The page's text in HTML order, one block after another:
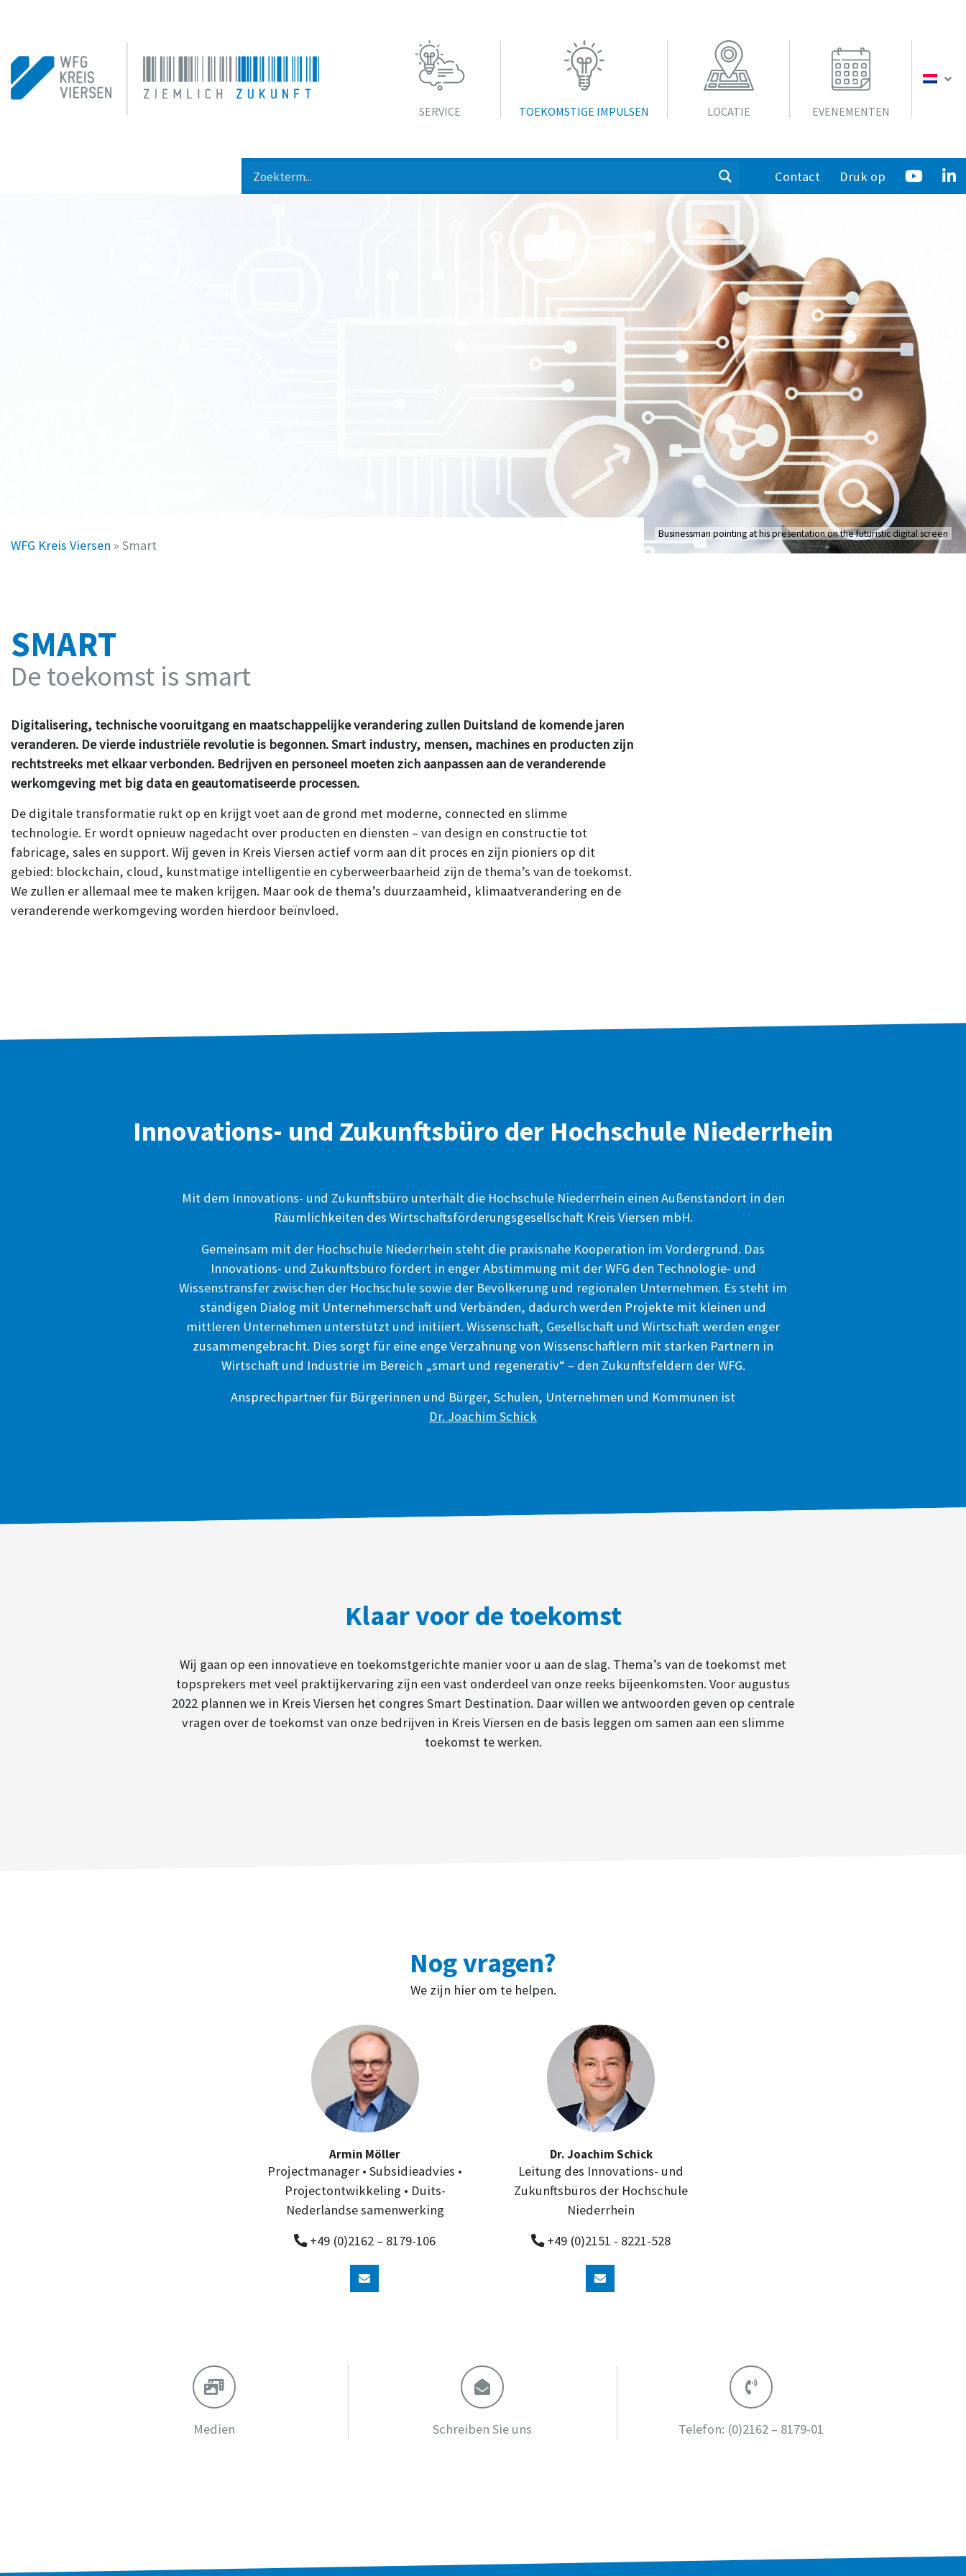
SERVICE TOEKOMSTIGE IMPULSEN LOCATIE EVENEMENTEN
Contact Druk op
WFG Kreis Viersen » Smart
Businessman pointing at his presentation on the futuristic digital screen
SMART
De toekomst is smart
Digitalisering, technische vooruitgang en maatschappelijke verandering zullen Duitsland de komende jaren
veranderen. De vierde industriële revolutie is begonnen. Smart industry, mensen, machines en producten zijn
rechtstreeks met elkaar verbonden. Bedrijven en personeel moeten zich aanpassen aan de veranderende
werkomgeving met big data en geautomatiseerde processen.
De digitale transformatie rukt op en krijgt voet aan de grond met moderne, connected en slimme
technologie. Er wordt opnieuw nagedacht over producten en diensten – van design en constructie tot
fabricage, sales en support. Wij geven in Kreis Viersen actief vorm aan dit proces en zijn pioniers op dit
gebied: blockchain, cloud, kunstmatige intelligentie en cyberweerbaarheid zijn de thema’s van de toekomst.
We zullen er allemaal mee te maken krijgen. Maar ook de thema’s duurzaamheid, klimaatverandering en de
veranderende werkomgeving worden hierdoor beïnvloed.
Innovations- und Zukunftsbüro der Hochschule Niederrhein
Mit dem Innovations- und Zukunftsbüro unterhält die Hochschule Niederrhein einen Außenstandort in den
Räumlichkeiten des Wirtschaftsförderungsgesellschaft Kreis Viersen mbH.
Gemeinsam mit der Hochschule Niederrhein steht die praxisnahe Kooperation im Vordergrund. Das
Innovations- und Zukunftsbüro fördert in enger Abstimmung mit der WFG den Technologie- und
Wissenstransfer zwischen der Hochschule sowie der Bevölkerung und regionalen Unternehmen. Es steht im
ständigen Dialog mit Unternehmerschaft und Verbänden, dadurch werden Projekte mit kleinen und
mittleren Unternehmen unterstützt und initiiert. Wissenschaft, Gesellschaft und Wirtschaft werden enger
zusammengebracht. Dies sorgt für eine enge Verzahnung von Wissenschaftlern mit starken Partnern in
Wirtschaft und Industrie im Bereich „smart und regenerativ“ – den Zukunftsfeldern der WFG.
Ansprechpartner für Bürgerinnen und Bürger, Schulen, Unternehmen und Kommunen ist
Dr. Joachim Schick
Klaar voor de toekomst
Wij gaan op een innovatieve en toekomstgerichte manier voor u aan de slag. Thema’s van de toekomst met
topsprekers met veel praktijkervaring zijn een vast onderdeel van onze reeks bijeenkomsten. Voor augustus
2022 plannen we in Kreis Viersen het congres Smart Destination. Daar willen we antwoorden geven op centrale
vragen over de toekomst van onze bedrijven in Kreis Viersen en de basis leggen om samen aan een slimme
toekomst te werken.
Nog vragen?
We zijn hier om te helpen.
Armin Möller
Projectmanager • Subsidieadvies •
Projectontwikkeling • Duits-
Nederlandse samenwerking
+49 (0)2162 – 8179-106
Dr. Joachim Schick
Leitung des Innovations- und
Zukunftsbüros der Hochschule
Niederrhein
+49 (0)2151 - 8221-528
Medien Schreiben Sie uns Telefon: (0)2162 – 8179-01